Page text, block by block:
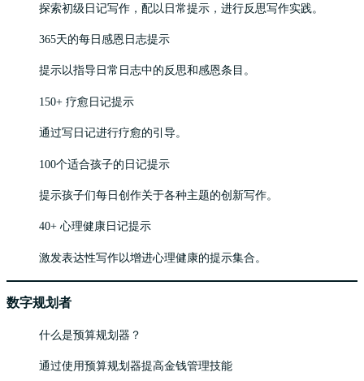
探索初级日记写作，配以日常提示，进行反思写作实践。
365天的每日感恩日志提示
提示以指导日常日志中的反思和感恩条目。
150+ 疗愈日记提示
通过写日记进行疗愈的引导。
100个适合孩子的日记提示
提示孩子们每日创作关于各种主题的创新写作。
40+ 心理健康日记提示
激发表达性写作以增进心理健康的提示集合。
数字规划者
什么是预算规划器？
通过使用预算规划器提高金钱管理技能